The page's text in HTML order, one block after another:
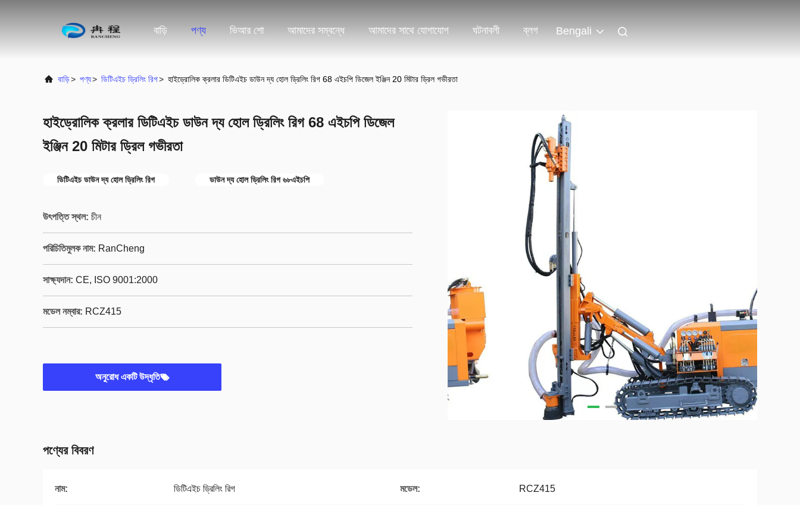
বাড়ি পণ্য ভিআর শো আমাদের সম্বন্ধে আমাদের সাথে যোগাযোগ ঘটনাবলী ব্লগ Bengali
বাড়ি> পণ্য> ডিটিএইচ ড্রিলিং রিগ> হাইড্রোলিক ক্রলার ডিটিএইচ ডাউন দ্য হোল ড্রিলিং রিগ 68 এইচপি ডিজেল ইঞ্জিন 20 মিটার ড্রিল গভীরতা
হাইড্রোলিক ক্রলার ডিটিএইচ ডাউন দ্য হোল ড্রিলিং রিগ 68 এইচপি ডিজেল
ইঞ্জিন 20 মিটার ড্রিল গভীরতা
ডিটিএইচ ডাউন দ্য হোল ড্রিলিং রিগ ডাউন দ্য হোল ড্রিলিং রিগ ৬৮এইচপি
উৎপত্তি স্থল: চীন
পরিচিতিমুলক নাম: RanCheng
সাক্ষ্যদান: CE, ISO 9001:2000
মডেল নম্বার: RCZ415
অনুরোধ একটি উদ্ধৃতি
পণ্যের বিবরণ
নাম: ডিটিএইচ ড্রিলিং রিগ মডেল: RCZ415